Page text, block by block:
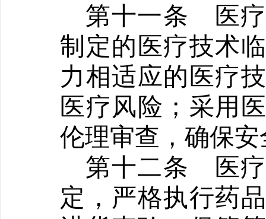
第十一条
医
制定的医疗技术
力相适应的医疗
医疗风险；采用
伦理审查，确保
第十二条
医
定，严格执行药